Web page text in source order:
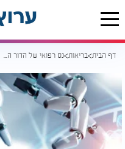
דף הבית בריאות נס רפואי של הדור החדש: כך AI ותקווה חברו להצלת חיים